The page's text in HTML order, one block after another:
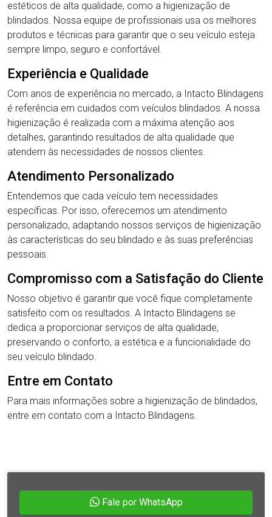
estéticos de alta qualidade, como a higienização de
blindados. Nossa equipe de profissionais usa os melhores
produtos e técnicas para garantir que o seu veículo esteja
sempre limpo, seguro e confortável.
Experiência e Qualidade
Com anos de experiência no mercado, a Intacto Blindagens
é referência em cuidados com veículos blindados. A nossa
higienização é realizada com a máxima atenção aos
detalhes, garantindo resultados de alta qualidade que
atendem às necessidades de nossos clientes.
Atendimento Personalizado
Entendemos que cada veículo tem necessidades
específicas. Por isso, oferecemos um atendimento
personalizado, adaptando nossos serviços de higienização
às características do seu blindado e às suas preferências
pessoais.
Compromisso com a Satisfação do Cliente
Nosso objetivo é garantir que você fique completamente
satisfeito com os resultados. A Intacto Blindagens se
dedica a proporcionar serviços de alta qualidade,
preservando o conforto, a estética e a funcionalidade do
seu veículo blindado.
Entre em Contato
Para mais informações sobre a higienização de blindados,
entre em contato com a Intacto Blindagens.
Fale por WhatsApp